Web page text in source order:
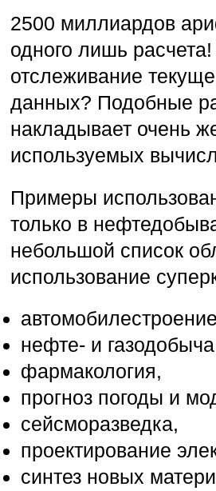
2500 миллиардов
одного лишь
отслеживание
данных? Подобные
накладывает очень
используемых
Примеры
только в
небольшой список
использование
нефте- и
фармакология,
прогноз погоды и
сейсморазведка,
проектирование
синтез новых